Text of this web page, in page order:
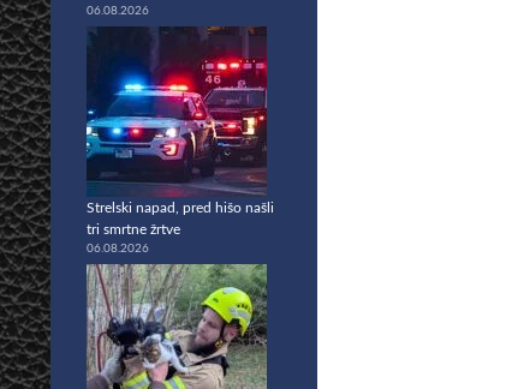
06.08.2026
Strelski napad, pred hišo našli
tri smrtne žrtve
06.08.2026